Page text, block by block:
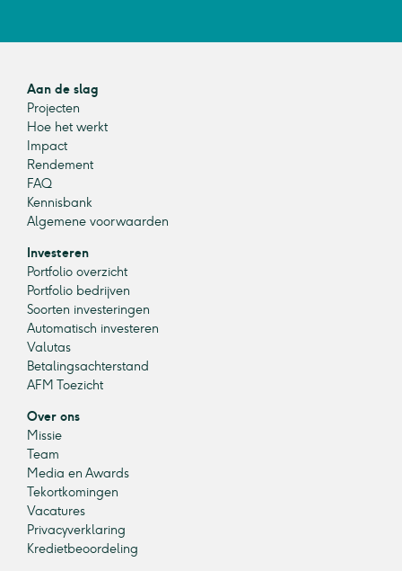
Aan de slag
Projecten
Hoe het werkt
Impact
Rendement
FAQ
Kennisbank
Algemene voorwaarden
Investeren
Portfolio overzicht
Portfolio bedrijven
Soorten investeringen
Automatisch investeren
Valutas
Betalingsachterstand
AFM Toezicht
Over ons
Missie
Team
Media en Awards
Tekortkomingen
Vacatures
Privacyverklaring
Kredietbeoordeling